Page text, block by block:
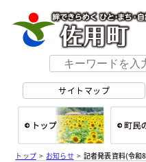
サイトマップ
総合トッ
トップ> お知らせ>記者発表資料(令和